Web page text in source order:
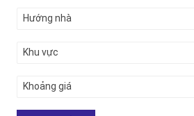
Hướng nhà
Khu vực
Khoảng giá